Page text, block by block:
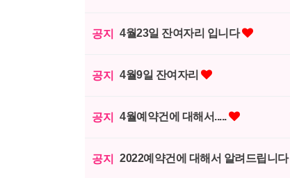
공지 4월23일 잔여자리 입니다
공지 4월9일 잔여자리
공지 4월예약건에 대해서.....
공지 2022예약건에 대해서 알려드립니다